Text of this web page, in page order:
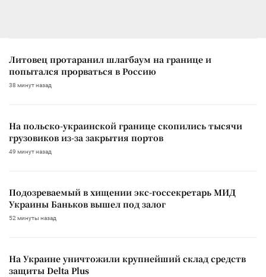
Литовец протаранил шлагбаум на границе и
попытался прорваться в Россию
38 минут назад
На польско-украинской границе скопились тысячи
грузовиков из-за закрытия портов
49 минут назад
Подозреваемый в хищении экс-госсекретарь МИД
Украины Баньков вышел под залог
52 минуты назад
На Украине уничтожили крупнейший склад средств
защиты Delta Plus